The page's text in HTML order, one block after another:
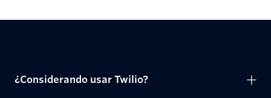
¿Considerando usar Twilio?